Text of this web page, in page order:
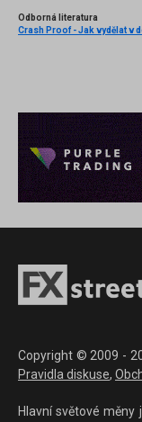
Odborná literatura
Crash Proof - Jak vydělat v
Copyright © 2009 -
Pravidla diskuse,
Hlavní světové měny